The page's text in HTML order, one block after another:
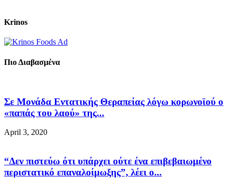
Krinos
Πιο Διαβασμένα
Σε Μονάδα Εντατικής Θεραπείας λόγω κορωνοϊού ο
«παπάς του λαού» της...
April 3, 2020
“Δεν πιστεύω ότι υπάρχει ούτε ένα επιβεβαιωμένο
περιστατικό επαναλοίμωξης”, λέει ο...